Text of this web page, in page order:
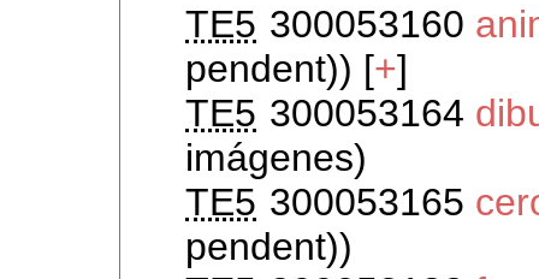
TE5 300053160
pendent)) [+]
TE5 300053164
imágenes)
TE5 300053165
pendent))